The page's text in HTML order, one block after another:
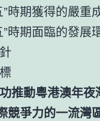
時期獲得的嚴重
時期面臨的發展
推動粵港澳年
競爭力的一流灣